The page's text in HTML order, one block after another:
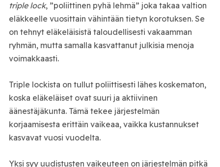
triple lock, ”poliittinen pyhä lehmä” joka takaa valtion
eläkkeelle vuosittain vähintään tietyn korotuksen. Se
on tehnyt eläkeläisistä taloudellisesti vakaamman
ryhmän, mutta samalla kasvattanut julkisia menoja
voimakkaasti.
Triple lockista on tullut poliittisesti lähes koskematon,
koska eläkeläiset ovat suuri ja aktiivinen
äänestäjäkunta. Tämä tekee järjestelmän
korjaamisesta erittäin vaikeaa, vaikka kustannukset
kasvavat vuosi vuodelta.
Yksi syy uudistusten vaikeuteen on järjestelmän pitkä